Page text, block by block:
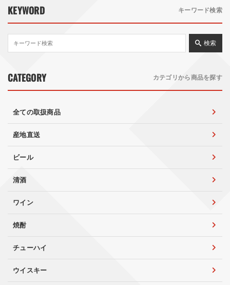
KEYWORD キーワード検索
検索
CATEGORY カテゴリから商品を探す
全ての取扱商品
産地直送
ビール
清酒
ワイン
焼酎
チューハイ
ウイスキー